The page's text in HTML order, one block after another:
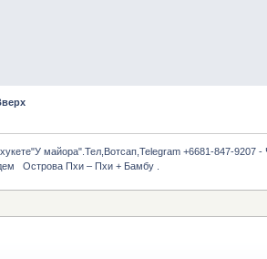
майора".Тел,Вотсап,Telegram +6681-847-9207 -
Острова Пхи – Пхи + Бамбу .